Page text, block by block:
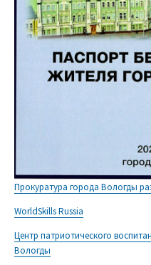
Прокуратура города Вологды
WorldSkills Russia
Центр патриотического
Вологды